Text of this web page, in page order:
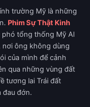
trường Mỹ là những
Phim Sự Thật Kinh
phó tổng thống Mỹ Al
nơi ông không dùng
của mình để cảnh
qua những vùng đất
tương lai Trái đất
đau đớn.